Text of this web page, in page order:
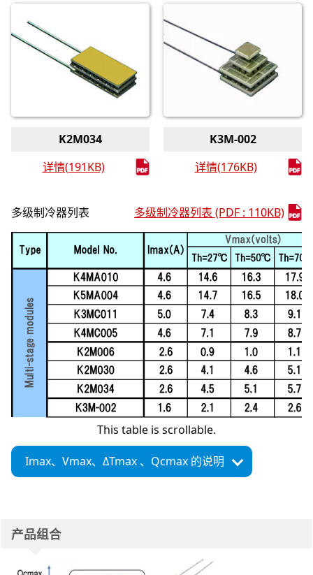
K2M034
详情(191KB)
K3M-002
详情(176KB)
多级制冷器列表 多级制冷器列表 (PDF : 110KB)
This table is scrollable.
Imax、 Vmax、 ΔTmax 、 Qcmax 的说明
产品组合